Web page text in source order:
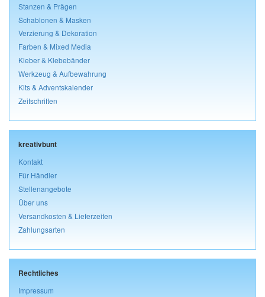
Stanzen & Prägen
Schablonen & Masken
Verzierung & Dekoration
Farben & Mixed Media
Kleber & Klebebänder
Werkzeug & Aufbewahrung
Kits & Adventskalender
Zeitschriften
kreativbunt
Kontakt
Für Händler
Stellenangebote
Über uns
Versandkosten & Lieferzeiten
Zahlungsarten
Rechtliches
Impressum